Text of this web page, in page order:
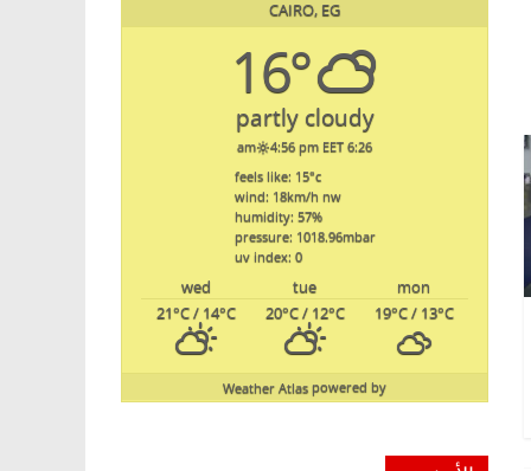
CAIRO, EG
16°
partly cloudy
6:26 am
4:56 pm EET
feels like: 15°c
wind: 18km/h nw
humidity: 57%
pressure: 1018.96mbar
uv index: 0
mon
tue
wed
19°C/ 13°C
20°C/ 12°C
21°C/ 14°C
powered by
Weather Atlas